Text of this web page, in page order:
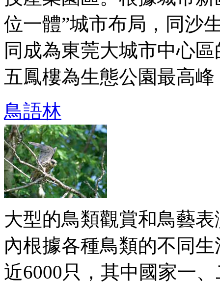
位一體”城市布局，同沙
同成為東莞大城市中心
五鳳樓為生態公園最高峰
鳥語林
大型的鳥類觀賞和鳥藝
內根據各種鳥類的不同
近6000只，其中國家一